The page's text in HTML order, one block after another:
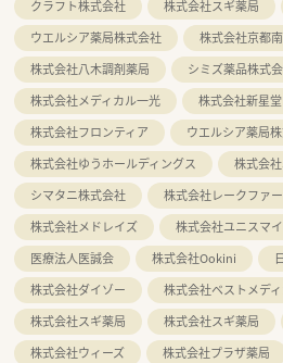
クラフト株式会社
株式会社スギ薬局
ウエルシア薬局株式会社
株式会社京都
株式会社八木調剤薬局
シミズ薬品株式
株式会社メディカル一光
株式会社新星堂
株式会社フロンティア
ウエルシア薬局
株式会社ゆうホールディングス
株式会
シマタニ株式会社
株式会社レークファ
株式会社メドレイズ
株式会社ユニスマ
医療法人医誠会
株式会社Ookini
株式会社ダイゾー
株式会社ベストメデ
株式会社スギ薬局
株式会社スギ薬局
株式会社ウィーズ
株式会社プラザ薬局